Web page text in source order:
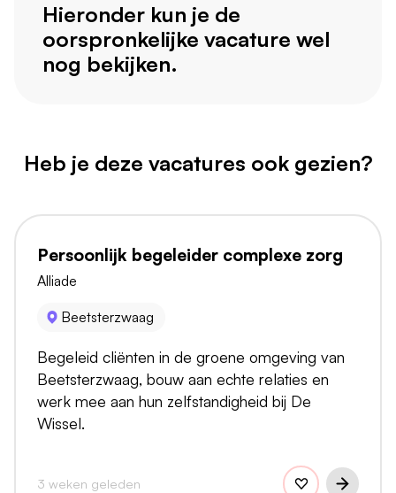
Hieronder kun je de
oorspronkelijke vacature wel
nog bekijken.
Heb je deze vacatures ook gezien?
Persoonlijk begeleider complexe zorg
Alliade
Beetsterzwaag
Begeleid cliënten in de groene omgeving van
Beetsterzwaag, bouw aan echte relaties en
werk mee aan hun zelfstandigheid bij De
Wissel.
3 weken geleden